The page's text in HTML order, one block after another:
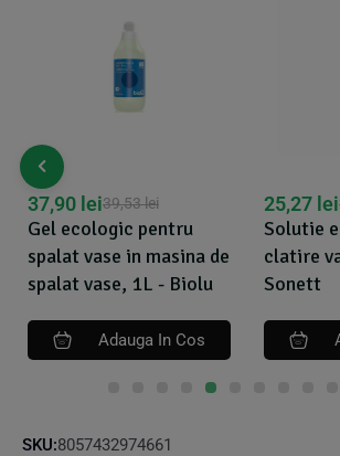
Gel ecologic pentru
spalat vase in masina de
spalat vase, 1L - Biolu
39,53lei
37,90 lei
Adauga In Cos
Solutie
clatire
Sonett
25,27 lei
SKU:8057432974661